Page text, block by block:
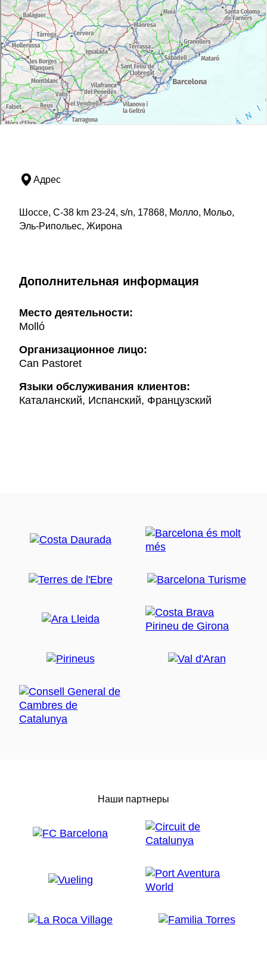
Адрес
Шоссе, C-38 km 23-24, s/n, 17868, Молло, Мольо,
Эль-Рипольес, Жирона
Дополнительная информация
Mесто деятельности:
Molló
Организационное лицо:
Can Pastoret
Языки обслуживания клиентов:
Каталанский, Испанский, Французский
Наши партнеры